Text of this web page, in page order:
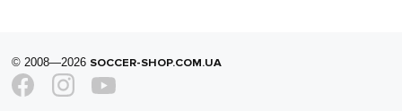
© 2008—2026 SOCCER-SHOP.COM.UA